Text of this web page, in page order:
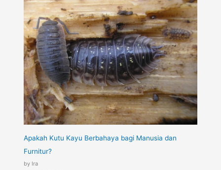
Apakah Kutu Kayu Berbahaya bagi Manusia dan
Furnitur?
by Ira